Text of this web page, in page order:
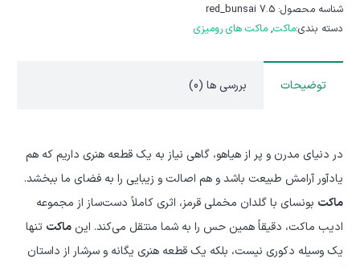
شناسه محصول: red_bunsai 7.5
دسته بندی:ماکت, ماکت های رومیزی
توضیحات بررسی ها (0)
در دنیای مدرن و پر از هیاهو، گاهی نیاز به یک قطعه هنری داریم که هم
یادآور آرامش طبیعت باشد و هم اصالت و زیبایی را به فضای ما ببخشد.
ماکت بونسای با گلدان مخملی قرمز، اثری کاملاً دست‌ساز از مجموعه
ادیب ماکت، دقیقاً همین حس را به شما منتقل می‌کند. این ماکت تنها
یک وسیله دکوری نیست، بلکه یک قطعه هنری یگانه و سرشار از داستان